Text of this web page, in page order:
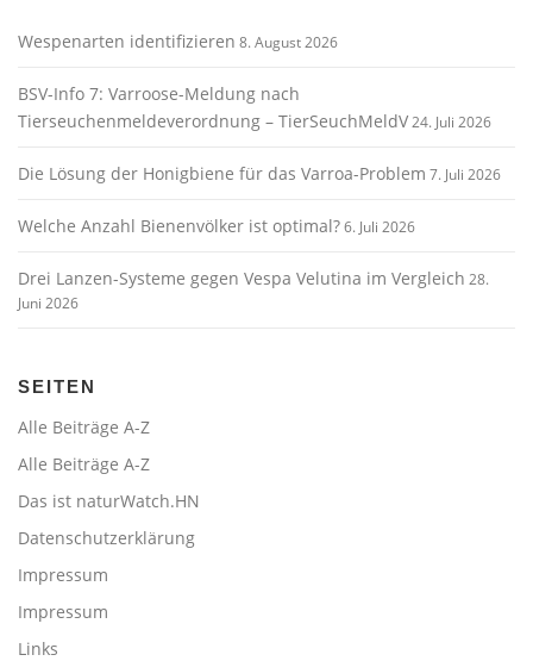
Wespenarten identifizieren 8. August 2026
BSV-Info 7: Varroose-Meldung nach
Tierseuchenmeldeverordnung – TierSeuchMeldV24. Juli 2026
Die Lösung der Honigbiene für das Varroa-Problem 7. Juli 2026
Welche Anzahl Bienenvölker ist optimal?6. Juli 2026
Drei Lanzen-Systeme gegen Vespa Velutina im Vergleich 28.
Juni 2026
SEITEN
Alle Beiträge A-Z
Alle Beiträge A-Z
Das ist naturWatch.HN
Datenschutzerklärung
Impressum
Impressum
Links